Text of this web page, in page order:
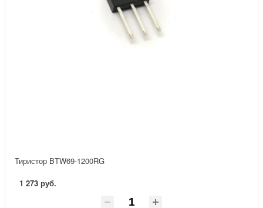
Тиристор BTW69-1200RG
1 273 руб.